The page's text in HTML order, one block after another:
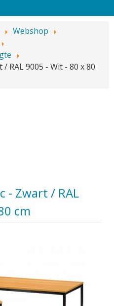
Webshop
RAL 9005 - Wit - 80 x 80
- Zwart / RAL
cm